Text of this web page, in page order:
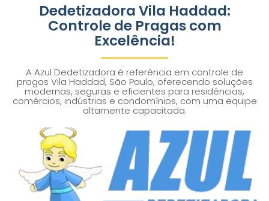
Dedetizadora Vila Haddad:
Controle de Pragas com
Excelência!
A Azul Dedetizadora é referência em controle de
pragas Vila Haddad, São Paulo, oferecendo soluções
modernas, seguras e eficientes para residências,
comércios, indústrias e condomínios, com uma equipe
altamente capacitada.